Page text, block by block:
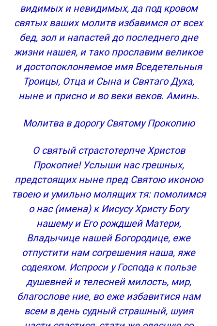
видимых и невидимых, да под кровом
святых ваших молитв избавимся от всех
бед, зол и напастей до последнего дне
жизни нашея, и тако прославим великое
и достопоклоняемое имя Вседетельныя
Троицы, Отца и Сына и Святаго Духа,
ныне и присно и во веки веков. Аминь.
Молитва в дорогу Святому Прокопию
О святый страстотерпче Христов
Прокопие! Услыши нас грешных,
предстоящих ныне пред Святою иконою
твоею и умильно молящих тя: помолимся
о нас (имена) к Иисусу Христу Богу
нашему и Его рождшей Матери,
Владычице нашей Богородице, еже
отпустити нам согрешения наша, яже
содеяхом. Испроси у Господа к пользе
душевней и телесней милость, мир,
благослове ние, во еже избавитися нам
всем в день судный страшный, шуия